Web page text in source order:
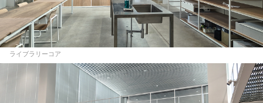
ライブラリーコア